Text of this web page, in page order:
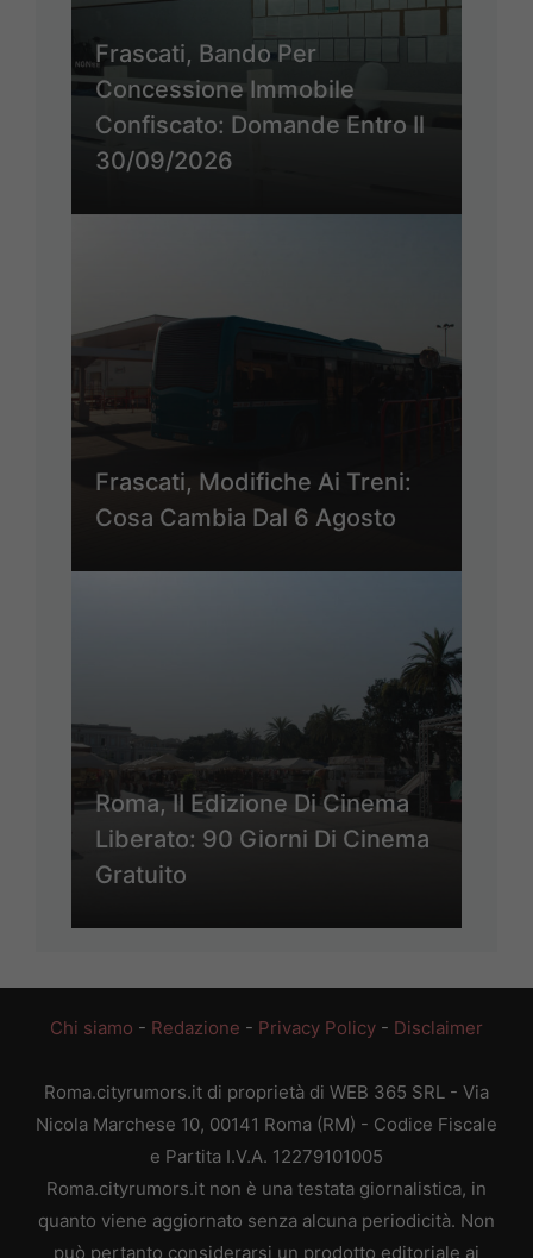
Frascati, Bando Per
Concessione Immobile
Confiscato: Domande Entro Il
30/09/2026
Frascati, Modifiche Ai Treni:
Cosa Cambia Dal 6 Agosto
Roma, II Edizione Di Cinema
Liberato: 90 Giorni Di Cinema
Gratuito
Chi siamo - Redazione - Privacy Policy - Disclaimer
Roma.cityrumors.it di proprietà di WEB 365 SRL - Via
Nicola Marchese 10, 00141 Roma (RM) - Codice Fiscale
e Partita I.V.A. 12279101005
Roma.cityrumors.it non è una testata giornalistica, in
quanto viene aggiornato senza alcuna periodicità. Non
può pertanto considerarsi un prodotto editoriale ai